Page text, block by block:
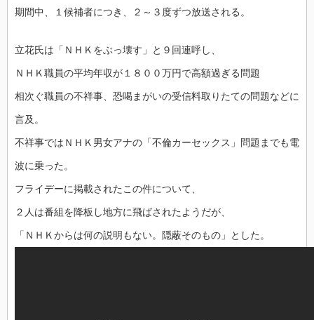
期間中、１候補者につき、２～３度ずつ放送される。
立花氏は「ＮＨＫをぶっ壊す」と９回連呼し、
ＮＨＫ職員の平均年収が１８００万円で高額過ぎる問題
相次ぐ職員の不祥事、恐喝まがいの受信料取りたての問題などに
言及。
不祥事ではＮＨＫ男女アナの「不倫カーセックス」問題までも電
波に乗った。
フライデーに掲載されたこの件について、
２人は番組を降板し地方に飛ばされたようだが、
「ＮＨＫからは何の説明もない。隠蔽そのもの」とした。